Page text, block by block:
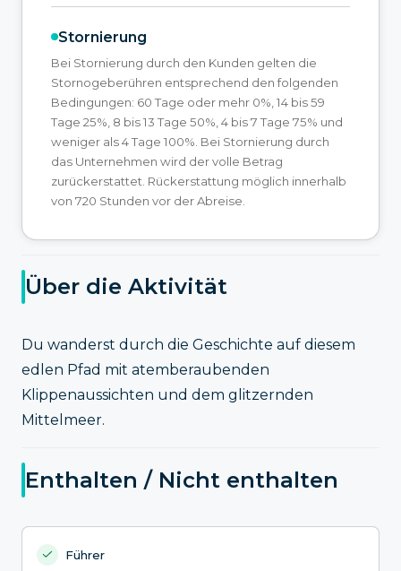
Stornierung
Bei Stornierung durch den Kunden gelten die
Stornogeberühren entsprechend den folgenden
Bedingungen: 60 Tage oder mehr 0%, 14 bis 59
Tage 25%, 8 bis 13 Tage 50%, 4 bis 7 Tage 75% und
weniger als 4 Tage 100%. Bei Stornierung durch
das Unternehmen wird der volle Betrag
zurückerstattet. Rückerstattung möglich innerhalb
von 720 Stunden vor der Abreise.
Über die Aktivität
Du wanderst durch die Geschichte auf diesem
edlen Pfad mit atemberaubenden
Klippenaussichten und dem glitzernden
Mittelmeer.
Enthalten / Nicht enthalten
Führer